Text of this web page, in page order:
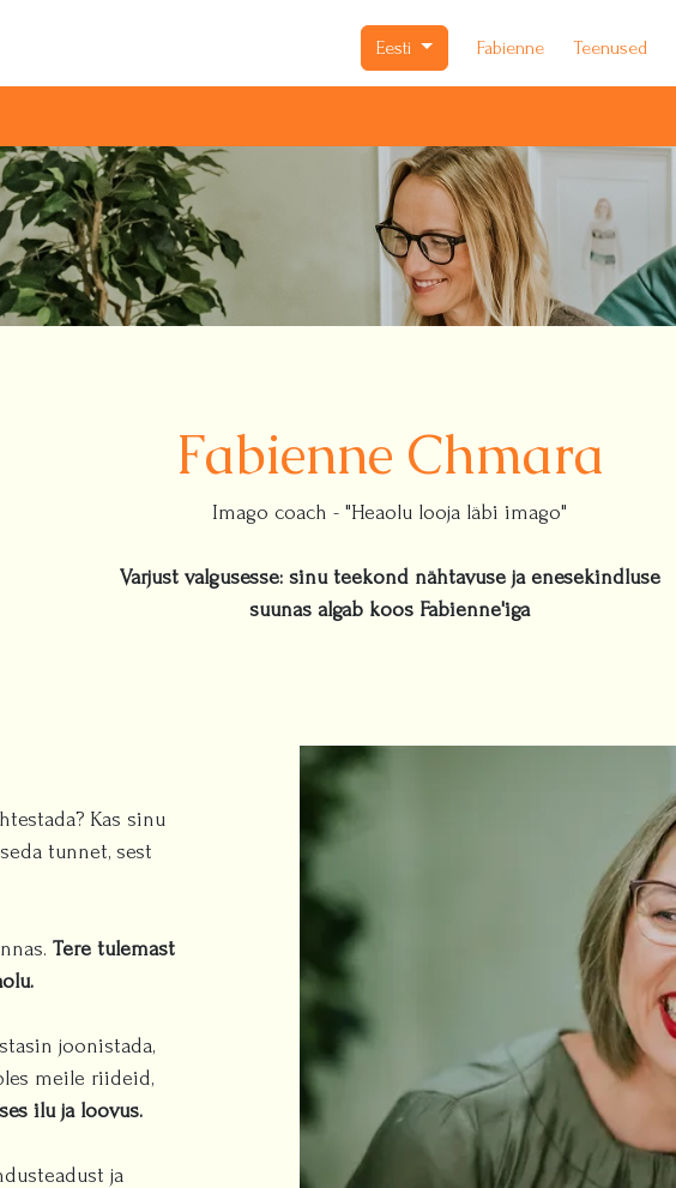
Eesti Fabienne Teenused
Fabienne Chmara
Imago coach - "Heaolu looja läbi imago"
Varjust valgusesse: sinu teekond nähtavuse ja enesekindluse
suunas algab koos Fabienne'iga
Kas sinu
tunnet, sest
Tere tulemast
joonistada,
meile riideid,
ilu ja loovus.
ja